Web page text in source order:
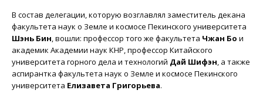
В состав делегации, которую возглавлял заместитель декана
факультета наук о Земле и космосе Пекинского университета
Шэнь Бин, вошли: профессор того же факультета Чжан Бо и
академик Академии наук КНР, профессор Китайского
университета горного дела и технологий Дай Шифэн, а также
аспирантка факультета наук о Земле и космосе Пекинского
университета Елизавета Григорьева.